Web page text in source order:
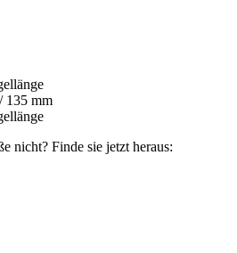
135 mm
nicht? Finde sie jetzt heraus: